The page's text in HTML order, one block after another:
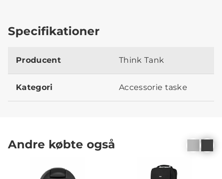
Specifikationer
Producent Think Tank
Kategori Accessorie taske
Andre købte også